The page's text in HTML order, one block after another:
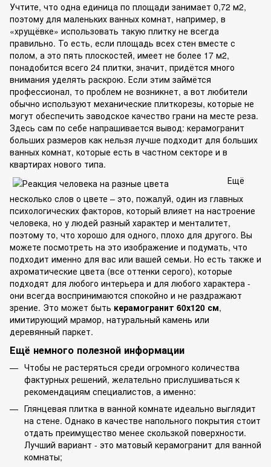
Учтите, что одна единица по площади занимает 0,72 м2,
поэтому для маленьких ванных комнат, например, в
«хрущёвке» использовать такую плитку не всегда
правильно. То есть, если площадь всех стен вместе с
полом, а это пять плоскостей, имеет не более 17 м2,
понадобится всего 24 плитки, значит, придётся много
внимания уделять раскрою. Если этим займётся
профессионал, то проблем не возникнет, а вот любители
обычно используют механические плиткорезы, которые не
могут обеспечить заводское качество грани на месте реза.
Здесь сам по себе напрашивается вывод: керамогранит
больших размеров как нельзя лучше подходит для больших
ванных комнат, которые есть в частном секторе и в
квартирах нового типа.
Ещё
несколько слов о цвете – это, пожалуй, один из главных
психологических факторов, который влияет на настроение
человека, но у людей разный характер и менталитет,
поэтому то, что хорошо для одного, плохо для другого. Вы
можете посмотреть на это изображение и подумать, что
подходит именно для вас или вашей семьи. Но есть также и
ахроматические цвета (все оттенки серого), которые
подходят для любого интерьера и для любого характера -
они всегда воспринимаются спокойно и не раздражают
зрение. Это может быть керамогранит 60х120 см,
имитирующий мрамор, натуральный камень или
деревянный паркет.
Ещё немного полезной информации
Чтобы не растеряться среди огромного количества
фактурных решений, желательно прислушиваться к
рекомендациям специалистов, а именно:
Глянцевая плитка в ванной комнате идеально выглядит
на стене. Однако в качестве напольного покрытия стоит
отдать преимущество менее скользкой поверхности.
Лучший вариант - это матовый керамогранит для ванной
комнаты;